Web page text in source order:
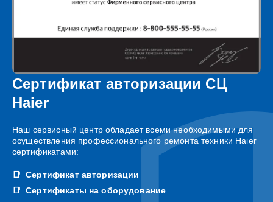
Сертификат авторизации СЦ
Haier
Наш сервисный центр обладает всеми необходимыми для
осуществления профессионального ремонта техники Haier
сертификатами:
Сертификат авторизации
Сертификаты на оборудование